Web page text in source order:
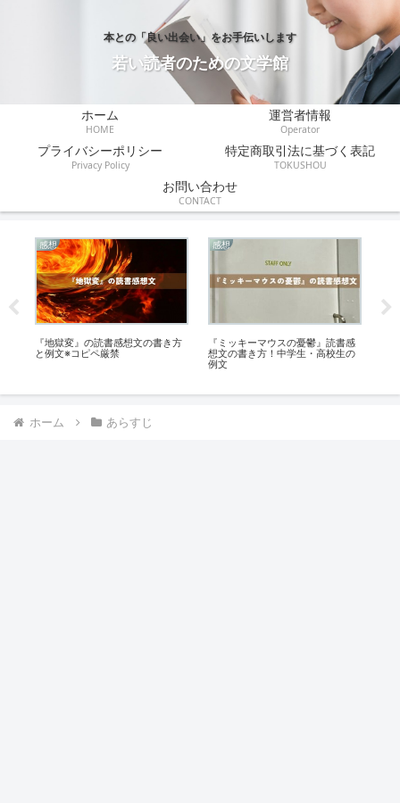
本との「良い出会い」をお手伝いします
若い読者のための文学館
ホーム
HOME
運営者情報
Operator
プライバシーポリシー
Privacy Policy
特定商取引法に基づく表記
TOKUSHOU
お問い合わせ
CONTACT
感想
『地獄変』の読書感想文の書き方
と例文※コピペ厳禁
感想
『ミッキーマウスの憂鬱』読書感
想文の書き方！中学生・高校生の
例文
ホーム あらすじ